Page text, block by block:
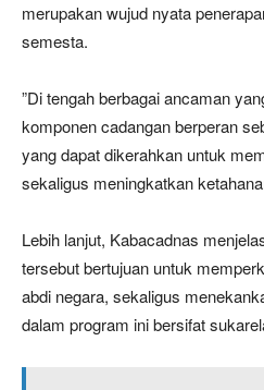
merupakan wujud nyata
semesta.
​”Di tengah berbagai ancaman
komponen cadangan berperan
yang dapat dikerahkan untuk
sekaligus meningkatkan
Lebih lanjut, Kabacadnas
tersebut bertujuan untuk
abdi negara, sekaligus
dalam program ini bersifat